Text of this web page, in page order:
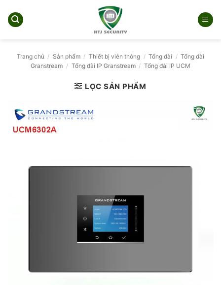
qua
Trang chủ / Sản phẩm / Thiết bị viễn thông / Tổng đài / Tổng đài
Granstream / Tổng đài IP Granstream / Tổng đài IP UCM
LỌC SẢN PHẨM